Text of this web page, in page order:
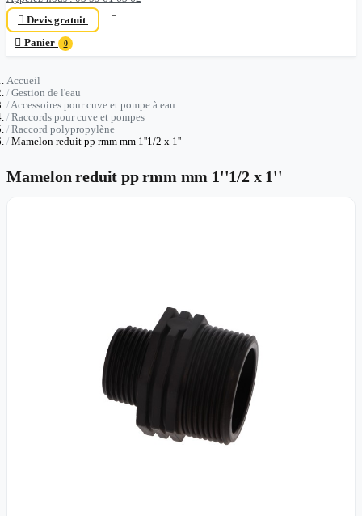
 Devis gratuit

 Panier 0
Accueil
Gestion de l'eau
Accessoires pour cuve et pompe à eau
Raccords pour cuve et pompes
Raccord polypropylène
Mamelon reduit pp rmm mm 1''1/2 x 1''
Mamelon reduit pp rmm mm 1''1/2 x 1''